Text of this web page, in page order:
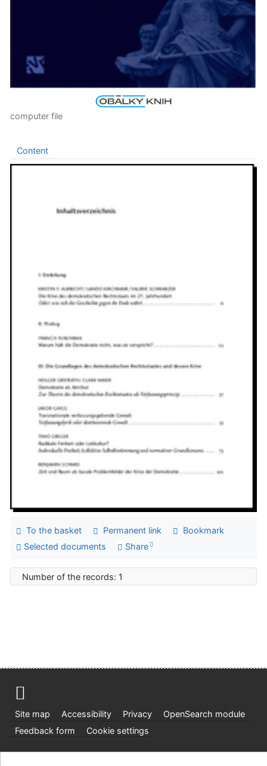
computer file
Content
To the basket Permanent link
Bookmark
Selected documents
Share
Number of the records: 1
Site map Accessibility Privacy
OpenSearch module
Feedback form
Cookie settings